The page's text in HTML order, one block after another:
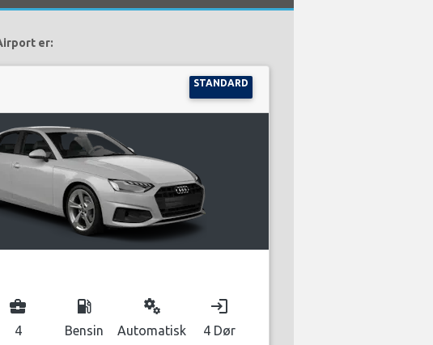
er:
STANDARD
business_center
4
local_gas_station
Bensin
miscellaneous_services
Automatisk
login
4 Dør